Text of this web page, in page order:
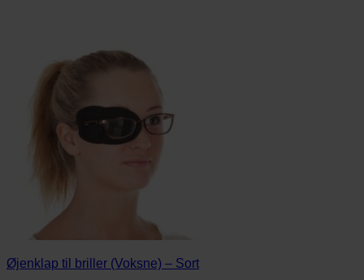
Øjenklap til briller (Voksne) – Sort